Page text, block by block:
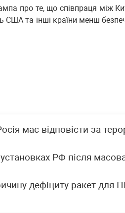
про те, що співпраця між
США та інші країни менш
має відповісти за
РФ після
дефіциту ракет для